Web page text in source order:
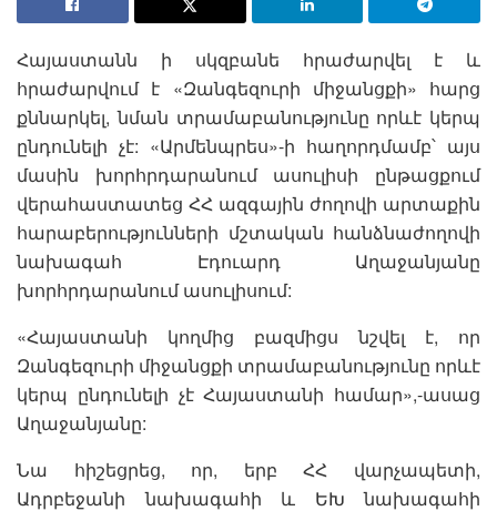
Հայաստանն ի սկզբանե հրաժարվել է և
հրաժարվում է «Զանգեզուրի միջանցքի» հարց
քննարկել, նման տրամաբանությունը որևէ կերպ
ընդունելի չէ: «Արմենպրես»-ի հաղորդմամբ՝ այս
մասին խորհրդարանում ասուլիսի ընթացքում
վերահաստատեց ՀՀ ազգային ժողովի արտաքին
հարաբերությունների մշտական հանձնաժողովի
նախագահ Էդուարդ Աղաջանյանը
խորհրդարանում ասուլիսում:
«Հայաստանի կողմից բազմիցս նշվել է, որ
Զանգեզուրի միջանցքի տրամաբանությունը որևէ
կերպ ընդունելի չէ Հայաստանի համար»,-ասաց
Աղաջանյանը:
Նա հիշեցրեց, որ, երբ ՀՀ վարչապետի,
Ադրբեջանի նախագահի և ԵԽ նախագահի